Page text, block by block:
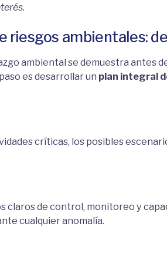
riesgos ambientales:
ambiental se demuestra antes
es desarrollar un plan integral
críticas, los posibles
claros de control, monitoreo y
cualquier anomalía.